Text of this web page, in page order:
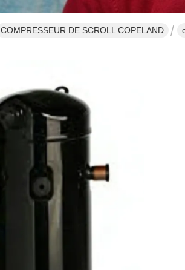
COMPRESSEUR DE SCROLL COPELAND